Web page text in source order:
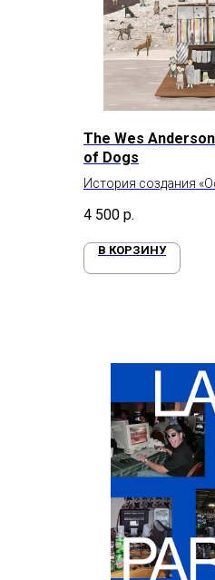
The Wes
of Dogs
История создания
4 500 р.
В КОРЗИНУ